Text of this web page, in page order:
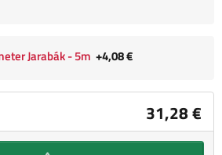
31,28 €
Jarabák - 5m +4,08 €